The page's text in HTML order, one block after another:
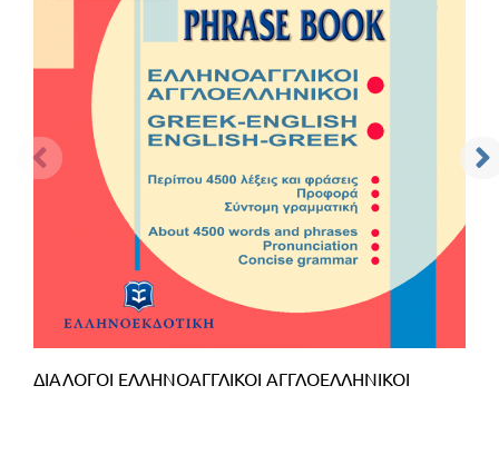
ΔΙΑΛΟΓΟΙ ΕΛΛΗΝΟΑΓΓΛΙΚΟΙ ΑΓΓΛΟΕΛΛΗΝΙΚΟΙ